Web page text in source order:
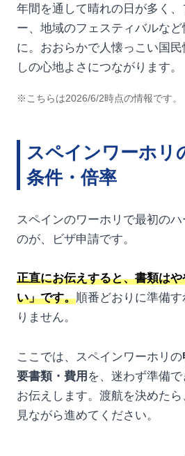
年間を通して晴れの日が多く
ー、地域のフェスティバルな
に。おおらかで人懐っこい国
しの心地よさにつながります。
※こちらは2026/6/2時点の情報です。
スペインワーホリ
条件・倍率
スペインのワーホリで最初の
のが、ビザ申請です。
正直にお伝えすると、書類は
い」です。順番どおりに準備
りません。
ここでは、スペインワーホリの
要書類・費用 を、迷わず準備
お伝えします。渡航を決めた
見ながら進めてください。